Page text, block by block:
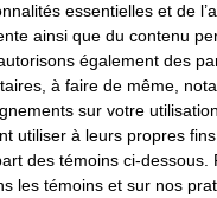
travailler
et la façon
essentielles et de
ainsi que du contenu
également des
à faire de même,
sur votre
utiliser à leurs propres
des témoins ci-
les témoins et sur nos